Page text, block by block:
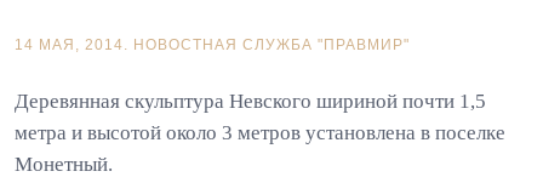
14 МАЯ, 2014. НОВОСТНАЯ СЛУЖБА "ПРАВМИР"
Деревянная скульптура Невского шириной почти 1,5
метра и высотой около 3 метров установлена в поселке
Монетный.